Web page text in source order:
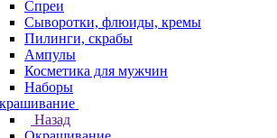
Спреи
Сыворотки, флюиды, кремы
Пилинги, скрабы
Ампулы
Косметика для мужчин
Наборы
Назад